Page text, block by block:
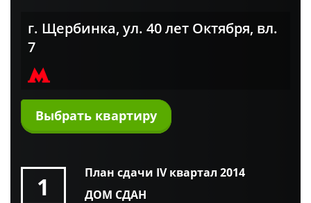
г. Щербинка, ул. 40 лет Октября, вл.
7
Выбрать квартиру
1
План сдачи IV квартал 2014
ДОМ СДАН